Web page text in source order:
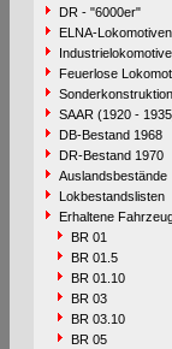
DR - "6000er"
ELNA-Lokomotiven
Feuerlose
SAAR (1920 -
DB-Bestand 1968
DR-Bestand 1970
Auslandsbestände
Lokbestandslisten
Erhaltene
BR 01
BR 01.5
BR 01.10
BR 03
BR 03.10
BR 05